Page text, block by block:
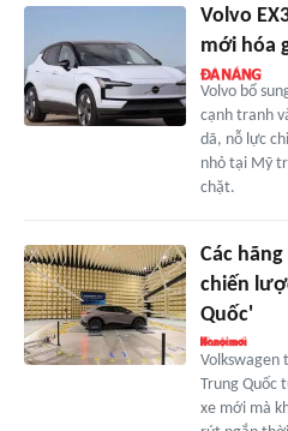
Volvo
mới hóa
Volvo bổ
cạnh tranh
dã, nỗ lực
nhỏ tại Mỹ
chặt.
Các
chiến
Quốc'
Volkswagen
Trung Quốc
xe mới mà